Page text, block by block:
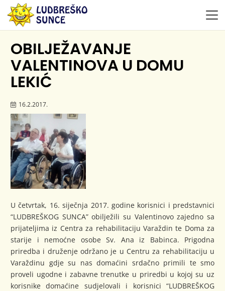
OBILJEŽAVANJE
VALENTINOVA U DOMU
LEKIĆ
16.2.2017.
U četvrtak, 16. siječnja 2017. godine korisnici i predstavnici
“LUDBREŠKOG SUNCA” obilježili su Valentinovo zajedno sa
prijateljima iz Centra za rehabilitaciju Varaždin te Doma za
starije i nemoćne osobe Sv. Ana iz Babinca. Prigodna
priredba i druženje održano je u Centru za rehabilitaciju u
Varaždinu gdje su nas domaćini srdačno primili te smo
proveli ugodne i zabavne trenutke u priredbi u kojoj su uz
korisnike domaćine sudjelovali i korisnici “LUDBREŠKOG